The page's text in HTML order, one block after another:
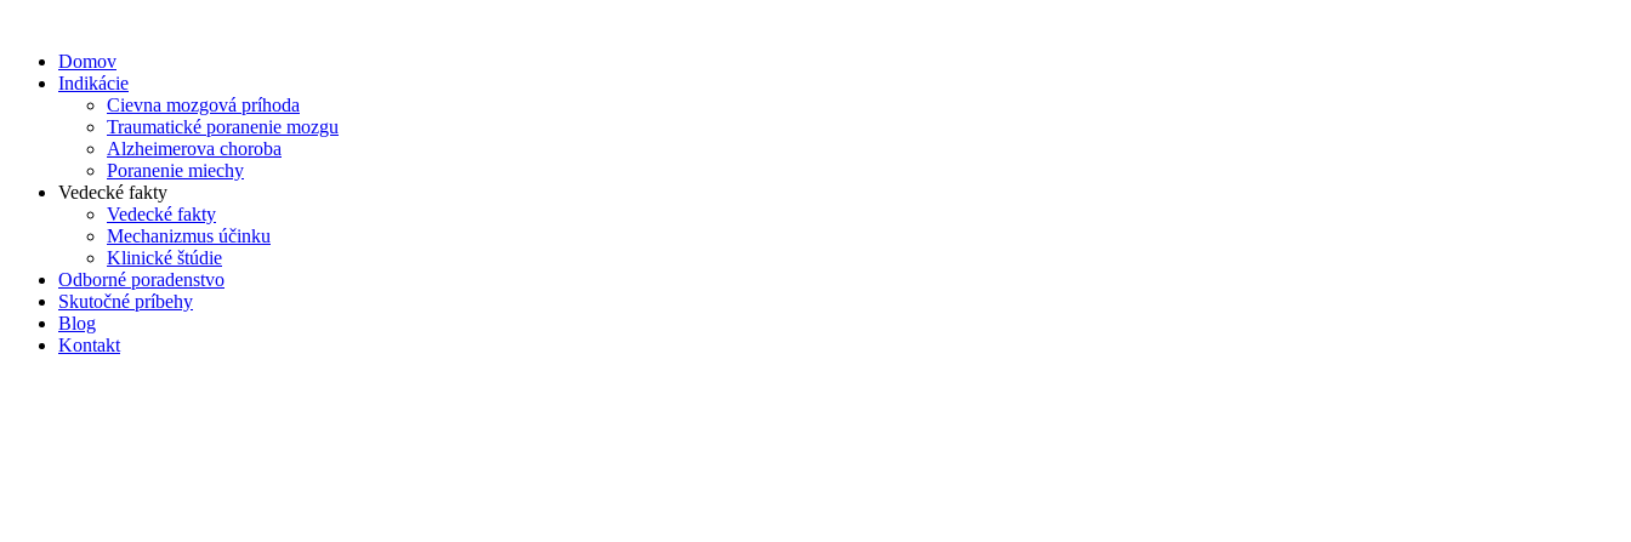
obsah
Domov
Indikácie
Cievna mozgová príhoda
Traumatické poranenie mozgu
Alzheimerova choroba
Poranenie miechy
Vedecké fakty
Vedecké fakty
Mechanizmus účinku
Klinické štúdie
Odborné poradenstvo
Skutočné príbehy
Blog
Kontakt